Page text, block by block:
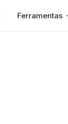
Ferramentas